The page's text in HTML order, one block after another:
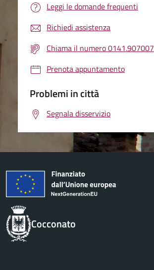
Leggi le domande frequenti
Richiedi assistenza
Chiama il numero 0141.907007
Prenota appuntamento
Problemi in città
Segnala disservizio
Cocconato